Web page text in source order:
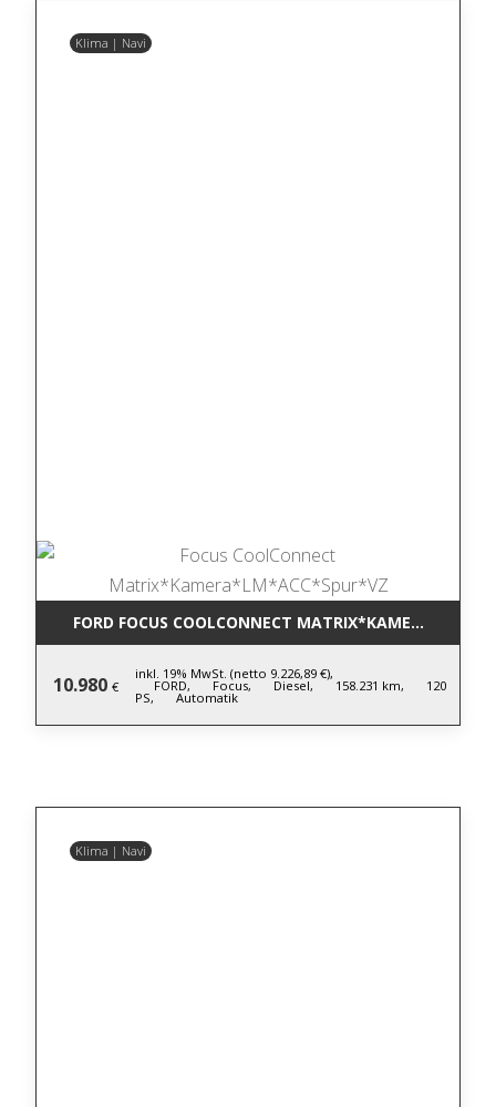
Klima | Navi
FORD FOCUS COOLCONNECT
10.980 €
inkl. 19% MwSt. (netto 9.226,89 €),
FORD, Focus, Diesel, 158.231 km, 120
PS, Automatik
Klima | Navi